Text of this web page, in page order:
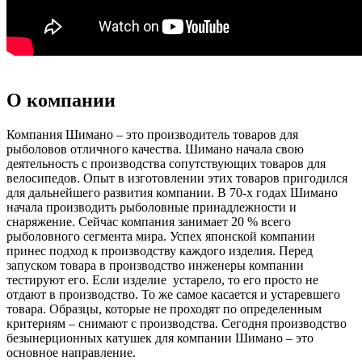
О компании
Компания Шимано – это производитель товаров для
рыболовов отличного качества. Шимано начала свою
деятельность с производства сопутствующих товаров для
велосипедов. Опыт в изготовлении этих товаров пригодился
для дальнейшего развития компании. В 70-х годах Шимано
начала производить рыболовные принадлежности и
снаряжение. Сейчас компания занимает 20 % всего
рыболовного сегмента мира. Успех японской компании
принес подход к производству каждого изделия. Перед
запуском товара в производство инженеры компании
тестируют его. Если изделие устарело, то его просто не
отдают в производство. То же самое касается и устаревшего
товара. Образцы, которые не проходят по определенным
критериям – снимают с производства. Сегодня производство
безынерционных катушек для компании Шимано – это
основное направление.